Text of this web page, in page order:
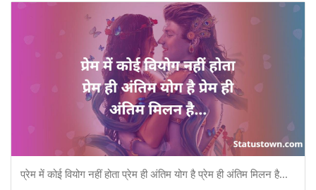
प्रेम में कोई वियोग नहीं होता प्रेम ही अंतिम योग है प्रेम ही अंतिम मिलन है...